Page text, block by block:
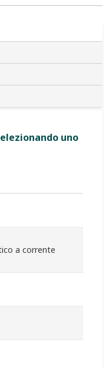
uno
a corrente